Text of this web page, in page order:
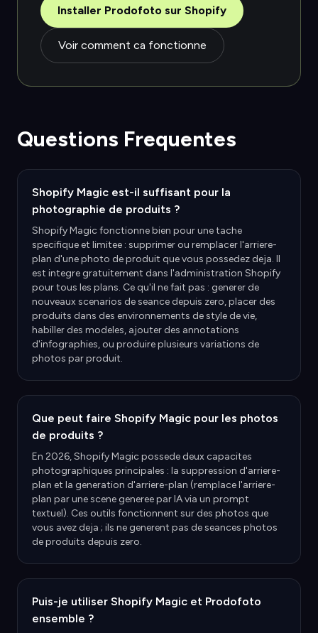
Installer Prodofoto sur Shopify
Voir comment ca fonctionne
Questions Frequentes
Shopify Magic est-il suffisant pour la
photographie de produits ?
Shopify Magic fonctionne bien pour une tache
specifique et limitee : supprimer ou remplacer l'arriere-
plan d'une photo de produit que vous possedez deja. Il
est integre gratuitement dans l'administration Shopify
pour tous les plans. Ce qu'il ne fait pas : generer de
nouveaux scenarios de seance depuis zero, placer des
produits dans des environnements de style de vie,
habiller des modeles, ajouter des annotations
d'infographies, ou produire plusieurs variations de
photos par produit.
Que peut faire Shopify Magic pour les photos
de produits ?
En 2026, Shopify Magic possede deux capacites
photographiques principales : la suppression d'arriere-
plan et la generation d'arriere-plan (remplace l'arriere-
plan par une scene generee par IA via un prompt
textuel). Ces outils fonctionnent sur des photos que
vous avez deja ; ils ne generent pas de seances photos
de produits depuis zero.
Puis-je utiliser Shopify Magic et Prodofoto
ensemble ?